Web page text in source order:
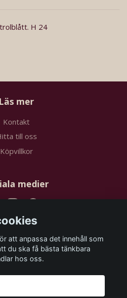
H 24
Läs mer
Kontakt
till oss
Köpvillkor
medier
på vårt nyhetsbrev
att anpassa det innehåll som
du ska få bästa tänkbara
hos oss.